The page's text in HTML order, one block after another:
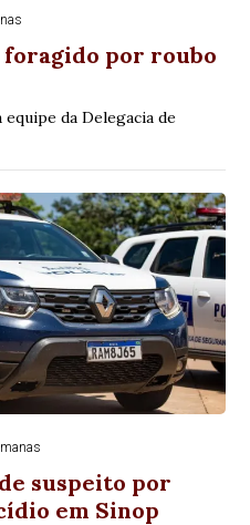
por roubo
da Delegacia de
suspeito por
em Sinop